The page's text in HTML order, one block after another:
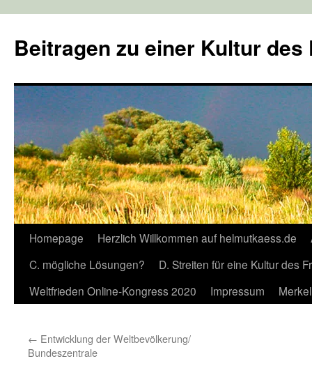
springen
Beitragen zu einer Kultur des
Homepage Herzlich Willkommen auf helmutkaess.de
C. mögliche Lösungen?
D. Streiten für eine Kultur des
Weltfrieden Online-Kongress 2020
Impressum
← Entwicklung der Weltbevölkerung/
Bundeszentrale